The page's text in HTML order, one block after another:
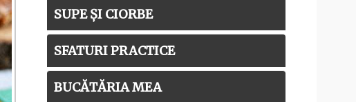
SUPE ȘI CIORBE
SFATURI PRACTICE
BUCĂTĂRIA MEA